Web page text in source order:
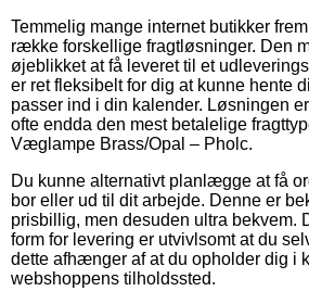
Temmelig mange internet butikker
række forskellige fragtløsninger. Den
øjeblikket at få leveret til et
er ret fleksibelt for dig at kunne hente
passer ind i din kalender. Løsningen
ofte endda den mest betalelige
Væglampe Brass/Opal – Pholc.
Du kunne alternativt planlægge at få
bor eller ud til dit arbejde. Denne er
prisbillig, men desuden ultra bekvem.
form for levering er utvivlsomt at du
dette afhænger af at du opholder dig i
webshoppens tilholdssted.